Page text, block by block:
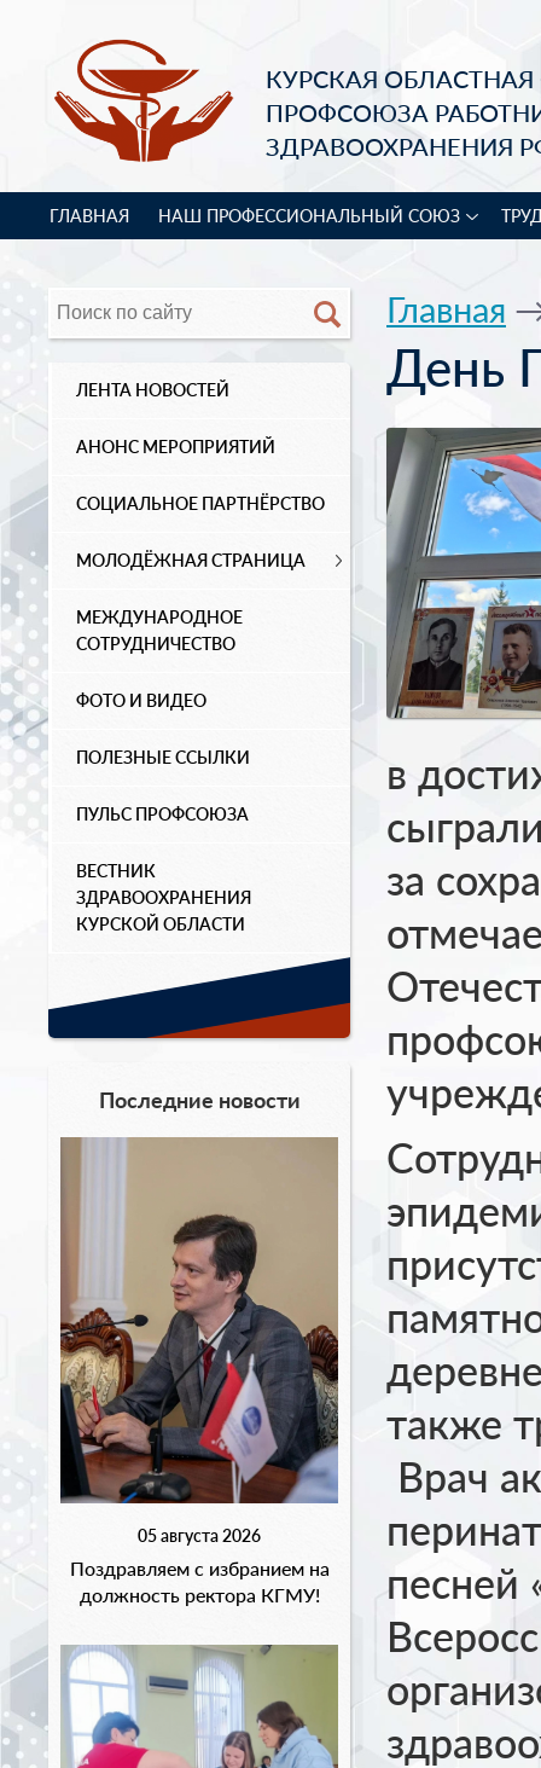
КУРСКАЯ
ПРОФСОЮЗА
ЗДРАВООХРАНЕНИЯ
ГЛАВНАЯ НАШ ПРОФЕССИОНАЛЬНЫЙ СОЮЗ
ЛЕНТА НОВОСТЕЙ
АНОНС МЕРОПРИЯТИЙ
СОЦИАЛЬНОЕ ПАРТНЁРСТВО
МОЛОДЁЖНАЯ СТРАНИЦА
МЕЖДУНАРОДНОЕ
СОТРУДНИЧЕСТВО
ФОТО И ВИДЕО
ПОЛЕЗНЫЕ ССЫЛКИ
ПУЛЬС ПРОФСОЮЗА
ВЕСТНИК
ЗДРАВООХРАНЕНИЯ
КУРСКОЙ ОБЛАСТИ
Последние новости
05 августа 2026
Поздравляем с избранием на
должность ректора КГМУ!
Главная
День
в
за
также
Врач
песней